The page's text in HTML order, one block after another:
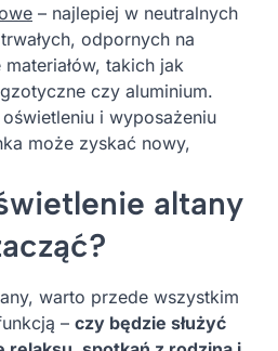
– najlepiej w neutralnych
odpornych na
takich jak
czy aluminium.
i wyposażeniu
może zyskać nowy,
altany
warto przede wszystkim
– czy będzie służyć